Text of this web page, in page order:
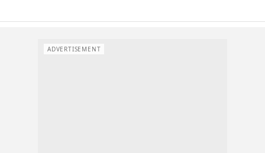
ADVERTISEMENT